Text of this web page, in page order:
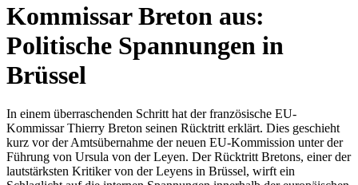
Kommissar Breton aus:
Politische Spannungen in
Brüssel
In einem überraschenden Schritt hat der französische EU-
Kommissar Thierry Breton seinen Rücktritt erklärt. Dies geschieht
kurz vor der Amtsübernahme der neuen EU-Kommission unter der
Führung von Ursula von der Leyen. Der Rücktritt Bretons, einer der
lautstärksten Kritiker von der Leyens in Brüssel, wirft ein